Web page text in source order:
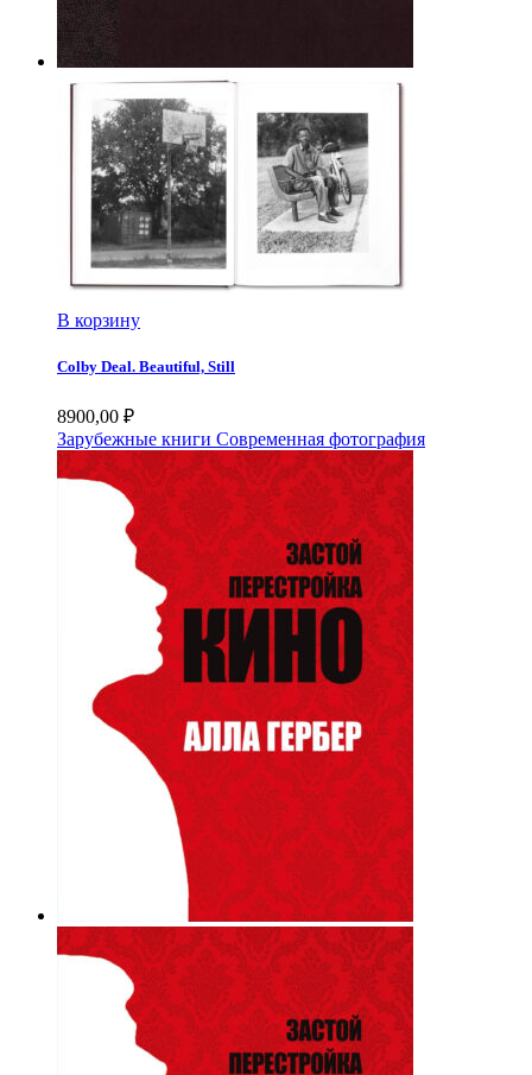
В корзину
Colby Deal. Beautiful, Still
8900,00 ₽
Зарубежные книги Современная фотография